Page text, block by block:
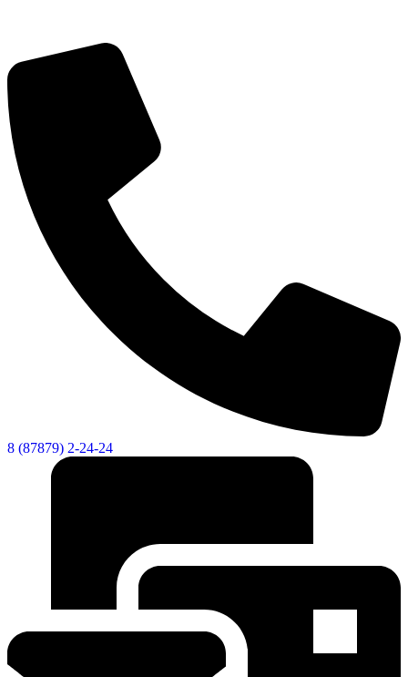
8 (87879) 2-24-24